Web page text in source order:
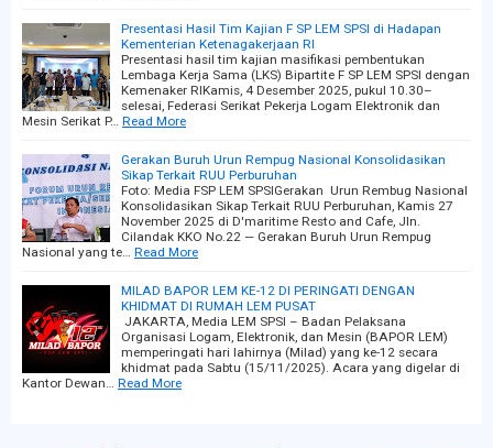
Presentasi Hasil Tim Kajian F SP LEM SPSI di Hadapan
Kementerian Ketenagakerjaan RI
Presentasi hasil tim kajian masifikasi pembentukan
Lembaga Kerja Sama (LKS) Bipartite F SP LEM SPSI dengan
Kemenaker RIKamis, 4 Desember 2025, pukul 10.30–
selesai, Federasi Serikat Pekerja Logam Elektronik dan
Mesin Serikat P… Read More
Gerakan Buruh Urun Rempug Nasional Konsolidasikan
Sikap Terkait RUU Perburuhan
Foto: Media FSP LEM SPSIGerakan Urun Rembug Nasional
Konsolidasikan Sikap Terkait RUU Perburuhan, Kamis 27
November 2025 di D'maritime Resto and Cafe, Jln.
Cilandak KKO No.22 — Gerakan Buruh Urun Rempug
Nasional yang te… Read More
MILAD BAPOR LEM KE-12 DI PERINGATI DENGAN
KHIDMAT DI RUMAH LEM PUSAT
JAKARTA, Media LEM SPSI – Badan Pelaksana
Organisasi Logam, Elektronik, dan Mesin (BAPOR LEM)
memperingati hari lahirnya (Milad) yang ke-12 secara
khidmat pada Sabtu (15/11/2025). Acara yang digelar di
Kantor Dewan… Read More